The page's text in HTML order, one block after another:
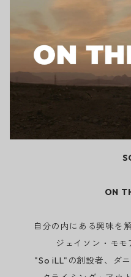
ON
自分の内にある興味を
ジェイソン・モ
"So iLL"の創設者、ダ